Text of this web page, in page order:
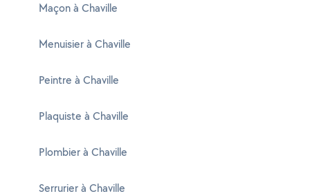
Maçon à Chaville
Menuisier à Chaville
Peintre à Chaville
Plaquiste à Chaville
Plombier à Chaville
Serrurier à Chaville